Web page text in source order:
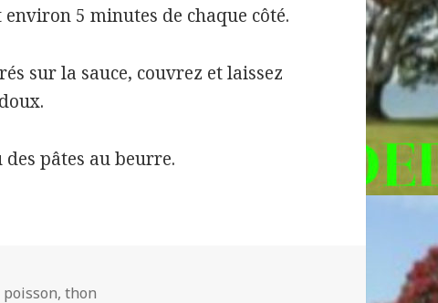
5 minutes de chaque côté.
sur la sauce, couvrez et laissez
pâtes au beurre.
Mots-
poisson,thon